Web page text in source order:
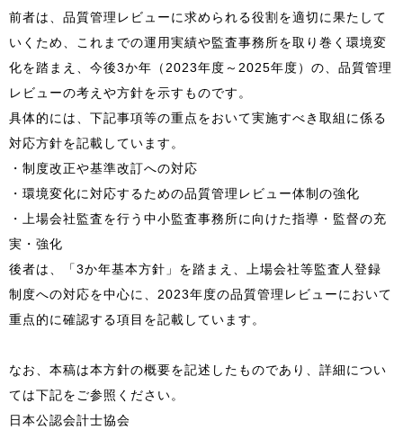
前者は、品質管理レビューに求められる役割を適切に果たして
いくため、これまでの運用実績や監査事務所を取り巻く環境変
化を踏まえ、今後3か年（2023年度～2025年度）の、品質管理
レビューの考えや方針を示すものです。
具体的には、下記事項等の重点をおいて実施すべき取組に係る
対応方針を記載しています。
・制度改正や基準改訂への対応
・環境変化に対応するための品質管理レビュー体制の強化
・上場会社監査を行う中小監査事務所に向けた指導・監督の充
実・強化
後者は、「3か年基本方針」を踏まえ、上場会社等監査人登録
制度への対応を中心に、2023年度の品質管理レビューにおいて
重点的に確認する項目を記載しています。
なお、本稿は本方針の概要を記述したものであり、詳細につい
ては下記をご参照ください。
日本公認会計士協会